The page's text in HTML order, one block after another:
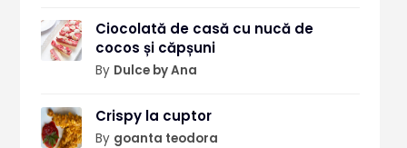
Ciocolată de casă cu nucă de
cocos și căpșuni
By Dulce by Ana
Crispy la cuptor
By goanta teodora